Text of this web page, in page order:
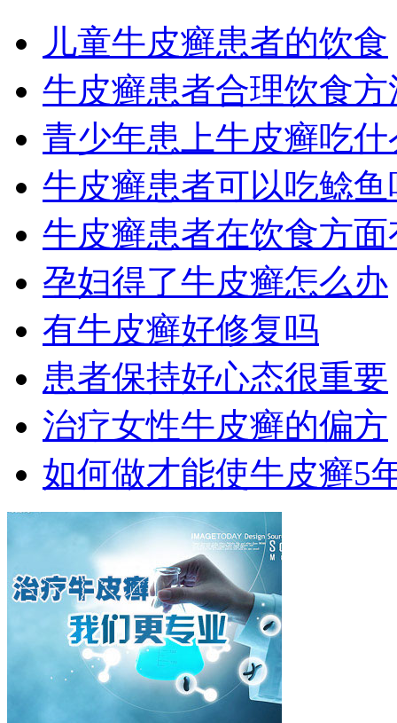
儿童牛皮癣患者的饮食
牛皮癣患者合理饮食
青少年患上牛皮癣吃什
牛皮癣患者可以吃鲶鱼
牛皮癣患者在饮食方
孕妇得了牛皮癣怎么办
有牛皮癣好修复吗
患者保持好心态很重要
治疗女性牛皮癣的偏方
如何做才能使牛皮癣5